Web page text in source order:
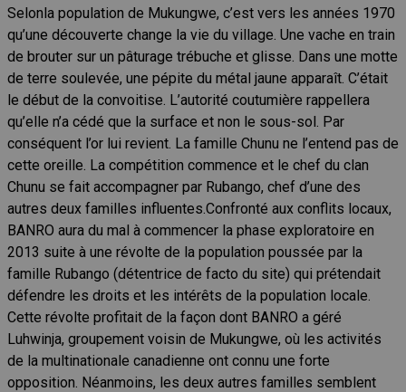
Selonla population de Mukungwe, c’est vers les années 1970
qu’une découverte change la vie du village. Une vache en train
de brouter sur un pâturage trébuche et glisse. Dans une motte
de terre soulevée, une pépite du métal jaune apparaît. C’était
le début de la convoitise. L’autorité coutumière rappellera
qu’elle n’a cédé que la surface et non le sous-sol. Par
conséquent l’or lui revient. La famille Chunu ne l’entend pas de
cette oreille. La compétition commence et le chef du clan
Chunu se fait accompagner par Rubango, chef d’une des
autres deux familles influentes.Confronté aux conflits locaux,
BANRO aura du mal à commencer la phase exploratoire en
2013 suite à une révolte de la population poussée par la
famille Rubango (détentrice de facto du site) qui prétendait
défendre les droits et les intérêts de la population locale.
Cette révolte profitait de la façon dont BANRO a géré
Luhwinja, groupement voisin de Mukungwe, où les activités
de la multinationale canadienne ont connu une forte
opposition. Néanmoins, les deux autres familles semblent